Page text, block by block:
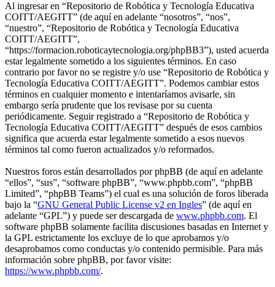
Al ingresar en “Repositorio de Robótica y Tecnología Educativa
COITT/AEGITT” (de aquí en adelante “nosotros”, “nos”,
“nuestro”, “Repositorio de Robótica y Tecnología Educativa
COITT/AEGITT”,
“https://formacion.roboticaytecnologia.org/phpBB3”), usted acuerda
estar legalmente sometido a los siguientes términos. En caso
contrario por favor no se registre y/o use “Repositorio de Robótica y
Tecnología Educativa COITT/AEGITT”. Podemos cambiar estos
términos en cualquier momento e intentaríamos avisarle, sin
embargo sería prudente que los revisase por su cuenta
periódicamente. Seguir registrado a “Repositorio de Robótica y
Tecnología Educativa COITT/AEGITT” después de esos cambios
significa que acuerda estar legalmente sometido a esos nuevos
términos tal como fueron actualizados y/o reformados.
Nuestros foros están desarrollados por phpBB (de aquí en adelante
“ellos”, “sus”, “software phpBB”, “www.phpbb.com”, “phpBB
Limited”, “phpBB Teams”) el cual es una solución de foros liberada
bajo la “GNU General Public License v2 en Ingles” (de aquí en
adelante “GPL”) y puede ser descargada de www.phpbb.com. El
software phpBB solamente facilita discusiones basadas en Internet y
la GPL estrictamente los excluye de lo que aprobamos y/o
desaprobamos como conductas y/o contenido permisible. Para más
información sobre phpBB, por favor visite:
https://www.phpbb.com/.